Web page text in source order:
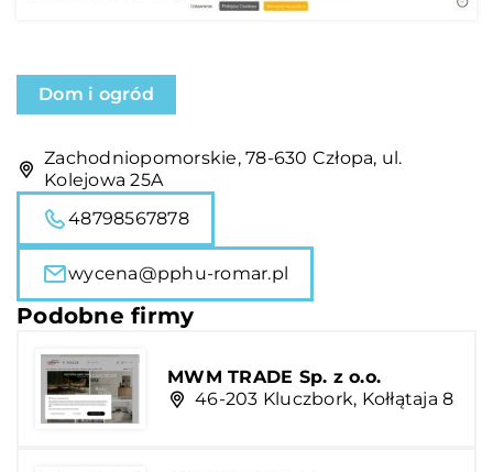
Dom i ogród
Zachodniopomorskie, 78-630 Człopa, ul.
Kolejowa 25A
48798567878
wycena@pphu-romar.pl
Podobne firmy
MWM TRADE Sp. z o.o.
46-203 Kluczbork, Kołłątaja 8